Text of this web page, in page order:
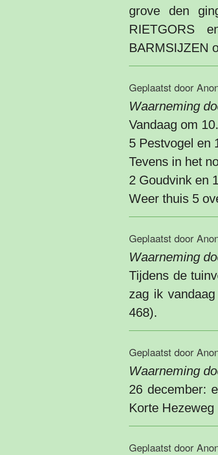
grove den
RIETGORS
BARMSIJZEN
Geplaatst door
Waarneming
Vandaag om
5 Pestvogel en
Tevens in het
2 Goudvink en
Weer thuis 5
Geplaatst door
Waarneming
Tijdens de
zag ik
468).
Geplaatst door
Waarneming
26 december:
Korte
Geplaatst door